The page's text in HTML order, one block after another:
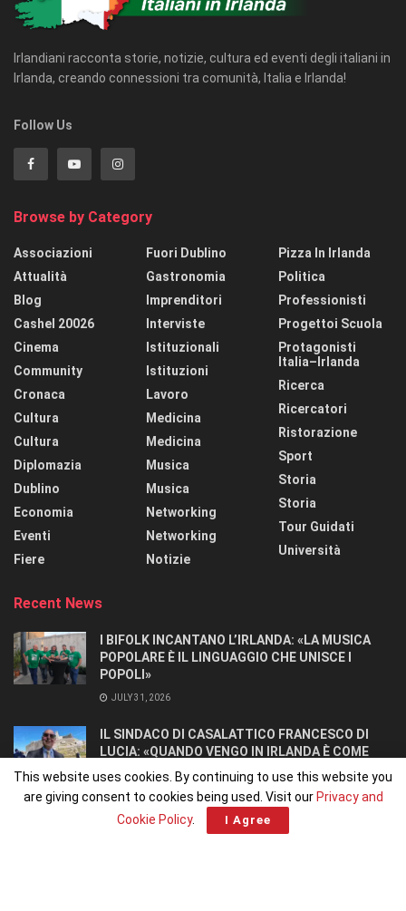
Irlandiani racconta storie, notizie, cultura ed eventi degli italiani in
Irlanda, creando connessioni tra comunità, Italia e Irlanda!
Follow Us
Browse by Category
Associazioni
Attualità
Blog
Cashel 20026
Cinema
Community
Cronaca
Cultura
Cultura
Diplomazia
Dublino
Economia
Eventi
Fiere
Fuori Dublino
Gastronomia
Imprenditori
Interviste
Istituzionali
Istituzioni
Lavoro
Medicina
Medicina
Musica
Musica
Networking
Networking
Notizie
Pizza In Irlanda
Politica
Professionisti
Progettoi Scuola
Protagonisti
Italia–Irlanda
Ricerca
Ricercatori
Ristorazione
Sport
Storia
Storia
Tour Guidati
Università
Recent News
I BIFOLK INCANTANO L’IRLANDA: «LA MUSICA
POPOLARE È IL LINGUAGGIO CHE UNISCE I
POPOLI»
JULY 31, 2026
IL SINDACO DI CASALATTICO FRANCESCO DI
LUCIA: «QUANDO VENGO IN IRLANDA È COME
TORNARE A CASA».
JULY 27, 2026
This website uses cookies. By continuing to use this website you
are giving consent to cookies being used. Visit our Privacy and
Cookie Policy. I Agree